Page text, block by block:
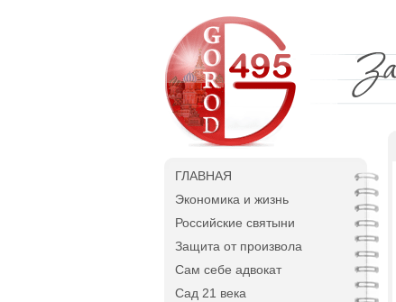
ГЛАВНАЯ
Экономика и жизнь
Российские святыни
Защита от произвола
Сам себе адвокат
Сад 21 века